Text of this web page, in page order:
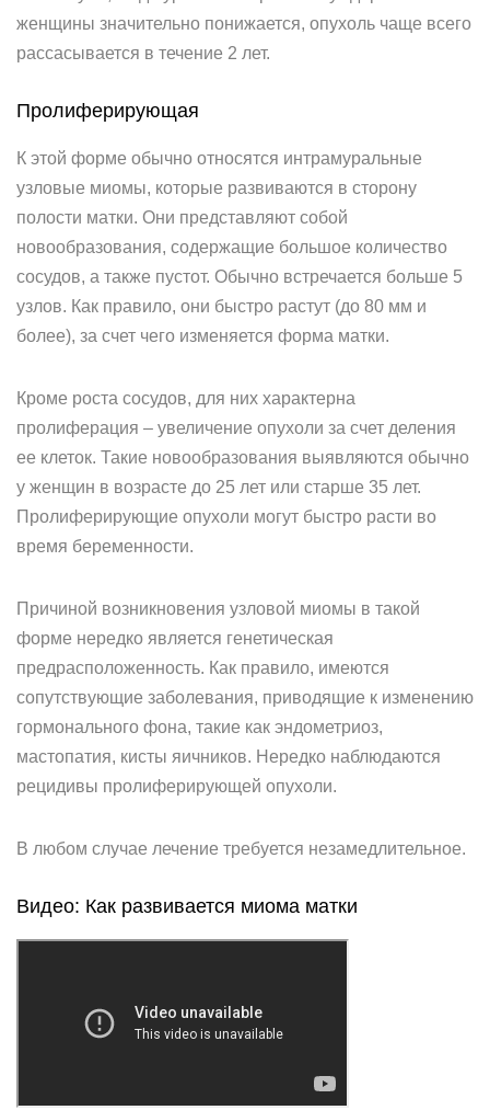
женщины значительно понижается, опухоль чаще всего
рассасывается в течение 2 лет.
Пролиферирующая
К этой форме обычно относятся интрамуральные
узловые миомы, которые развиваются в сторону
полости матки. Они представляют собой
новообразования, содержащие большое количество
сосудов, а также пустот. Обычно встречается больше 5
узлов. Как правило, они быстро растут (до 80 мм и
более), за счет чего изменяется форма матки.
Кроме роста сосудов, для них характерна
пролиферация – увеличение опухоли за счет деления
ее клеток. Такие новообразования выявляются обычно
у женщин в возрасте до 25 лет или старше 35 лет.
Пролиферирующие опухоли могут быстро расти во
время беременности.
Причиной возникновения узловой миомы в такой
форме нередко является генетическая
предрасположенность. Как правило, имеются
сопутствующие заболевания, приводящие к изменению
гормонального фона, такие как эндометриоз,
мастопатия, кисты яичников. Нередко наблюдаются
рецидивы пролиферирующей опухоли.
В любом случае лечение требуется незамедлительное.
Видео: Как развивается миома матки